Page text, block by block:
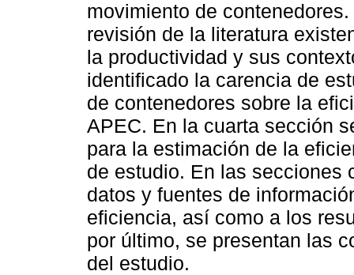
movimiento de
revisión de la literatura
la productividad y sus
identificado la carencia de
de contenedores sobre la
APEC. En la cuarta sección
para la estimación de la
de estudio. En las secciones
datos y fuentes de
eficiencia, así como a los
por último, se presentan las
del estudio.